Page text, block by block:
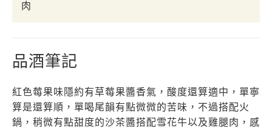
肉
品酒筆記
紅色莓果味隱約有草莓果醬香氣，酸度還算適中，單寧
算是還算順，單喝尾韻有點微微的苦味，不過搭配火
鍋，稍微有點甜度的沙茶醬搭配雪花牛以及雞腿肉，感